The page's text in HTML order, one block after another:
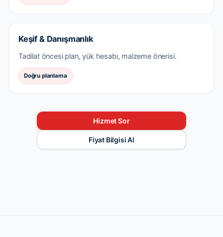
Keşif & Danışmanlık
Tadilat öncesi plan, yük hesabı, malzeme önerisi.
Doğru planlama
Hizmet Sor
Fiyat Bilgisi Al